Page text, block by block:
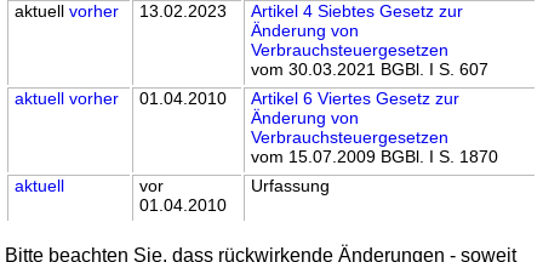
aktuellvorher 13.02.2023
Artikel 4 Siebtes Gesetz zur
Änderung von
Verbrauchsteuergesetzen
vom 30.03.2021 BGBl. I S. 607
aktuell vorher 01.04.2010
Artikel 6 Viertes Gesetz zur
Änderung von
Verbrauchsteuergesetzen
vom 15.07.2009 BGBl. I S. 1870
aktuell
vor
01.04.2010
Urfassung
Bitte beachten Sie, dass rückwirkende Änderungen - soweit